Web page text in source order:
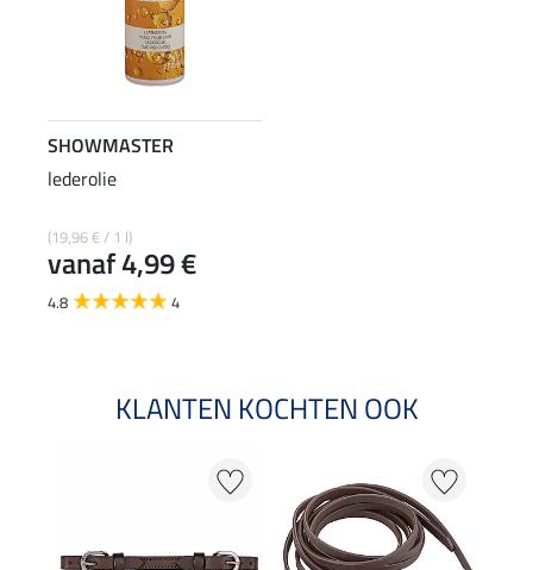
SHOWMASTER
lederolie
(19,96 € / 1 l)
vanaf 4,99 €
4.8 4
KLANTEN KOCHTEN OOK